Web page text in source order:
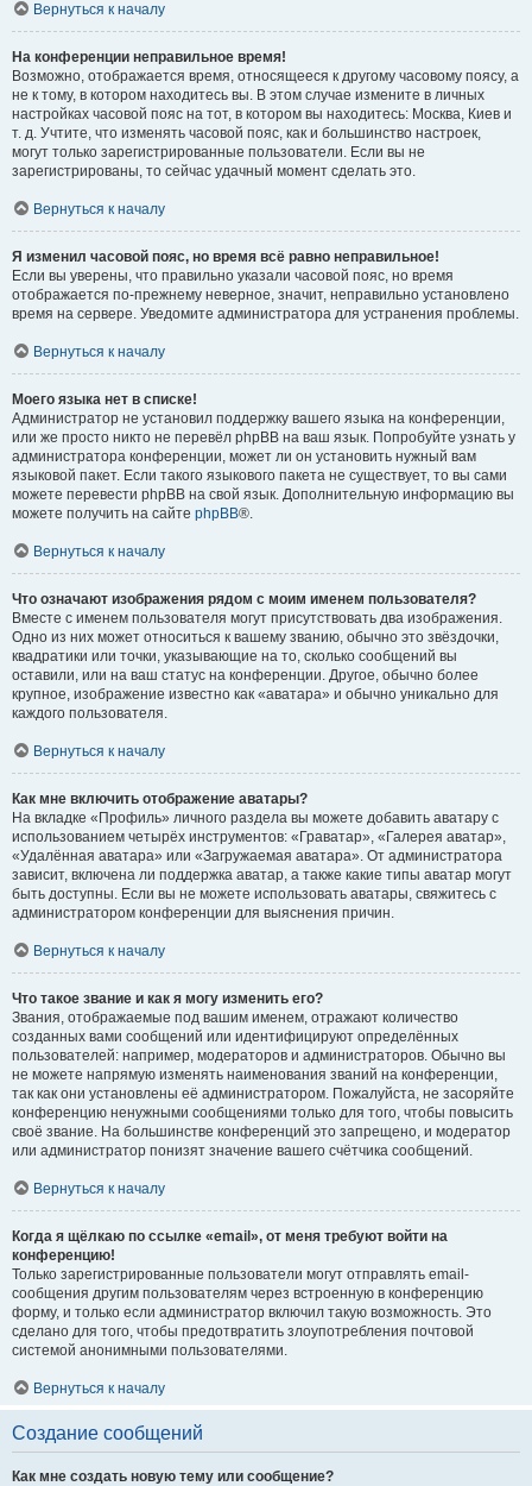
Вернуться к началу
На конференции неправильное время!
Возможно, отображается время, относящееся к другому часовому поясу, а
не к тому, в котором находитесь вы. В этом случае измените в личных
настройках часовой пояс на тот, в котором вы находитесь: Москва, Киев и
т. д. Учтите, что изменять часовой пояс, как и большинство настроек,
могут только зарегистрированные пользователи. Если вы не
зарегистрированы, то сейчас удачный момент сделать это.
Вернуться к началу
Я изменил часовой пояс, но время всё равно неправильное!
Если вы уверены, что правильно указали часовой пояс, но время
отображается по-прежнему неверное, значит, неправильно установлено
время на сервере. Уведомите администратора для устранения проблемы.
Вернуться к началу
Моего языка нет в списке!
Администратор не установил поддержку вашего языка на конференции,
или же просто никто не перевёл phpBB на ваш язык. Попробуйте узнать у
администратора конференции, может ли он установить нужный вам
языковой пакет. Если такого языкового пакета не существует, то вы сами
можете перевести phpBB на свой язык. Дополнительную информацию вы
можете получить на сайте phpBB®.
Вернуться к началу
Что означают изображения рядом с моим именем пользователя?
Вместе с именем пользователя могут присутствовать два изображения.
Одно из них может относиться к вашему званию, обычно это звёздочки,
квадратики или точки, указывающие на то, сколько сообщений вы
оставили, или на ваш статус на конференции. Другое, обычно более
крупное, изображение известно как «аватара» и обычно уникально для
каждого пользователя.
Вернуться к началу
Как мне включить отображение аватары?
На вкладке «Профиль» личного раздела вы можете добавить аватару с
использованием четырёх инструментов: «Граватар», «Галерея аватар»,
«Удалённая аватара» или «Загружаемая аватара». От администратора
зависит, включена ли поддержка аватар, а также какие типы аватар могут
быть доступны. Если вы не можете использовать аватары, свяжитесь с
администратором конференции для выяснения причин.
Вернуться к началу
Что такое звание и как я могу изменить его?
Звания, отображаемые под вашим именем, отражают количество
созданных вами сообщений или идентифицируют определённых
пользователей: например, модераторов и администраторов. Обычно вы
не можете напрямую изменять наименования званий на конференции,
так как они установлены её администратором. Пожалуйста, не засоряйте
конференцию ненужными сообщениями только для того, чтобы повысить
своё звание. На большинстве конференций это запрещено, и модератор
или администратор понизят значение вашего счётчика сообщений.
Вернуться к началу
Когда я щёлкаю по ссылке «email», от меня требуют войти на
конференцию!
Только зарегистрированные пользователи могут отправлять email-
сообщения другим пользователям через встроенную в конференцию
форму, и только если администратор включил такую возможность. Это
сделано для того, чтобы предотвратить злоупотребления почтовой
системой анонимными пользователями.
Вернуться к началу
Создание сообщений
Как мне создать новую тему или сообщение?